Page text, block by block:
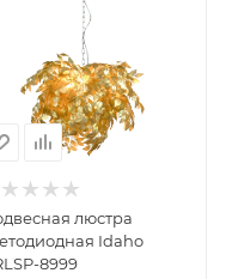
люстра
Idaho
8999